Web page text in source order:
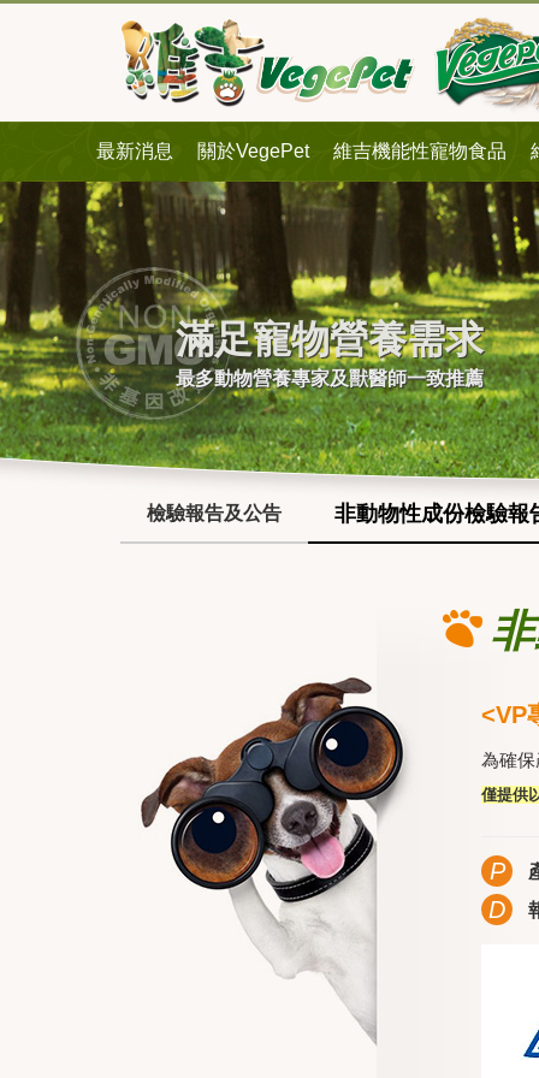
最新消息 關於VegePet 維吉機能性寵物食品
滿足寵物營養需求
最多動物營養專家及獸醫師一致推薦
檢驗報告及公告 非動物性成份檢驗報
<VP
為確
僅提供
P
D